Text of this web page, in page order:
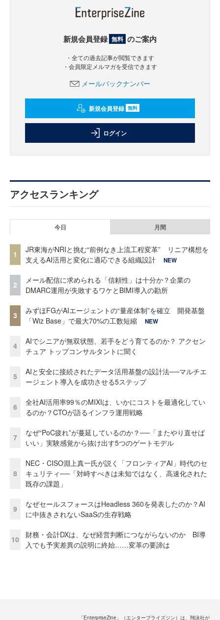
新規会員登録 無料 のご案内
・全ての過去記事が閲覧できます
・会員限定メルマガを受信できます
メールバックナンバー
新規会員登録 無料
ログイン
アクセスランキング
今日 月間
1
JR東海がNRIと挑む“前例なき上流工程変革” リニア構想を
支えるAI活用と変化に適応できる組織設計
NEW
2
メール配信に求められる「信頼性」は十分か？企業の
DMARC運用が失敗するワケとBIMI導入の勘所
3
みずほFGがAIエージェントの“量産体制”を確立 開発基盤
「Wiz Base」で最大70%の工数短縮
NEW
4
AIでシニアが無双状態、若手をどう育てるのか？ アクセン
チュア トップコンサルタントに聞く
5
AIと安全に接続されたデータ活用基盤の設計法──マルチエ
ージェント導入を成功させる5ステップ
6
全社AI活用率99％のMIXIは、いかにコストを最適化してい
るのか？CTOが語るインフラ運用戦略
7
なぜ“PoC疲れ”が蔓延しているのか？──「またやり直せば
いい」実験感覚から抜け出す5つのゲートモデル
8
NEC・CISO淵上真一氏が説く「フロンティアAI」時代のセ
キュリティ──「対峙すべきは未知ではなく、高速化された
既存の課題」
9
なぜセールスフォースはHeadless 360を発表したのか？AI
に中抜きされないSaaSの生存戦略
10
財務・会計DXは、なぜ経営判断につながらないのか BI導
入でも予実差異の説明に終始……変革の要諦は
「EnterpriseZine」（エンタープライズジン）は、翔泳社が